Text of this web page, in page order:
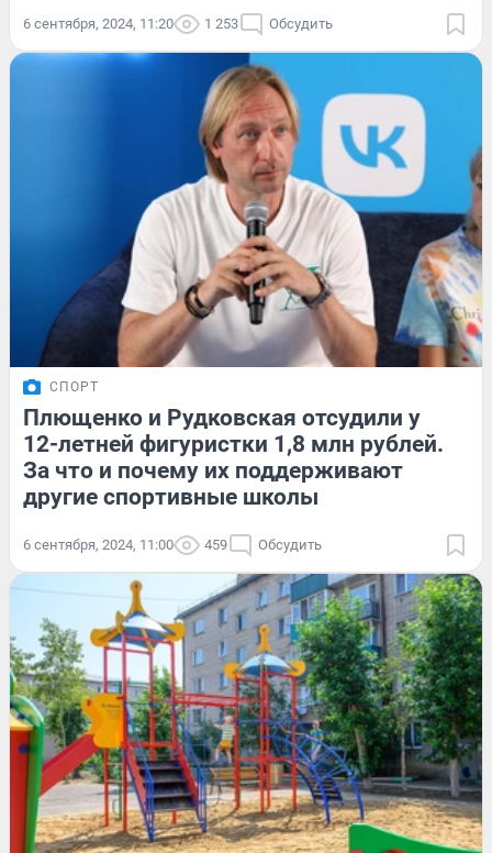
6 сентября, 2024, 11:20 1 253 Обсудить
СПОРТ
Плющенко и Рудковская отсудили у
12-летней фигуристки 1,8 млн рублей.
За что и почему их поддерживают
другие спортивные школы
6 сентября, 2024, 11:00 459 Обсудить